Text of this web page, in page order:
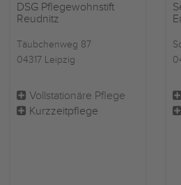
DSG Pflegewohnstift
Reudnitz
Täubchenweg 87
04317 Leipzig
Vollstationäre Pflege
Kurzzeitpflege